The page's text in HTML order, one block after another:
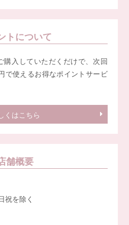
トについて
購入していただくだけで、次回
で使えるお得なポイントサービ
くはこちら
舗概要
祝を除く